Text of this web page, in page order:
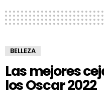
BELLEZA
Las mejores
los Oscar 2022